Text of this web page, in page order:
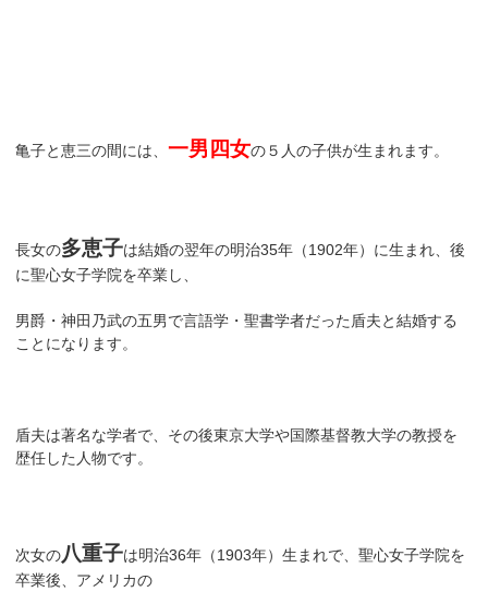
亀子と恵三の間には、一男四女の５人の子供が生まれます。
長女の多恵子は結婚の翌年の明治35年（1902年）に生まれ、後
に聖心女子学院を卒業し、
男爵・神田乃武の五男で言語学・聖書学者だった盾夫と結婚する
ことになります。
盾夫は著名な学者で、その後東京大学や国際基督教大学の教授を
歴任した人物です。
次女の八重子は明治36年（1903年）生まれで、聖心女子学院を
卒業後、アメリカの